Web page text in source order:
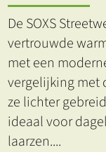
De SOXS
vertrouwde
met een
vergelijking met
ze lichter
ideaal voor
laarzen....